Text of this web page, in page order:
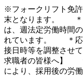
※フォークリフト免
末となります。 ＊
は、週法定労働時間
れています。 ＊応
接日時等を調整さ
求職者の皆様へ】
により、採用後の労